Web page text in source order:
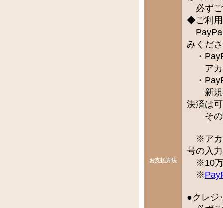
お支払方法
必ずご
◆ご利
PayPal
みくだ
・
アカウ
・
新規で
決済は
その際
※アカ
号の入
※10万
※
●クレジ